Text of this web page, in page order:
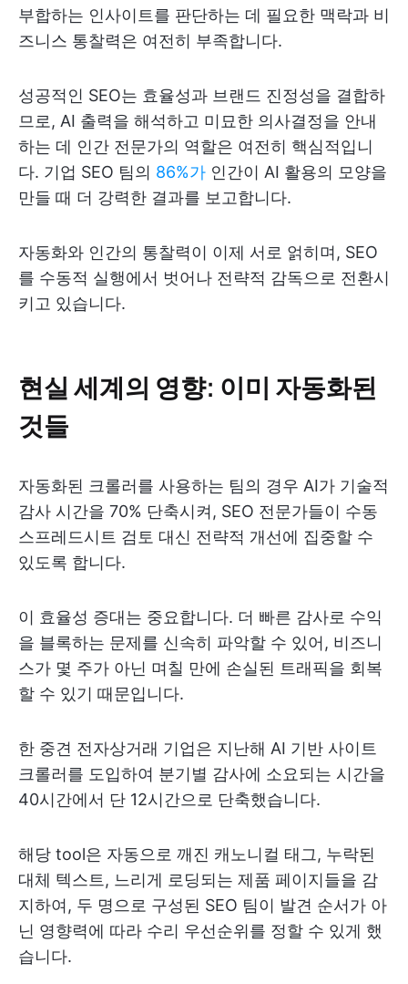
부합하는 인사이트를 판단하는 데 필요한 맥락과 비
즈니스 통찰력은 여전히 부족합니다.
성공적인 SEO는 효율성과 브랜드 진정성을 결합하
므로, AI 출력을 해석하고 미묘한 의사결정을 안내
하는 데 인간 전문가의 역할은 여전히 핵심적입니
다. 기업 SEO 팀의 86%가 인간이 AI 활용의 모양을
만들 때 더 강력한 결과를 보고합니다.
자동화와 인간의 통찰력이 이제 서로 얽히며, SEO
를 수동적 실행에서 벗어나 전략적 감독으로 전환시
키고 있습니다.
현실 세계의 영향: 이미 자동화된
것들
자동화된 크롤러를 사용하는 팀의 경우 AI가 기술적
감사 시간을 70% 단축시켜, SEO 전문가들이 수동
스프레드시트 검토 대신 전략적 개선에 집중할 수
있도록 합니다.
이 효율성 증대는 중요합니다. 더 빠른 감사로 수익
을 블록하는 문제를 신속히 파악할 수 있어, 비즈니
스가 몇 주가 아닌 며칠 만에 손실된 트래픽을 회복
할 수 있기 때문입니다.
한 중견 전자상거래 기업은 지난해 AI 기반 사이트
크롤러를 도입하여 분기별 감사에 소요되는 시간을
40시간에서 단 12시간으로 단축했습니다.
해당 tool은 자동으로 깨진 캐노니컬 태그, 누락된
대체 텍스트, 느리게 로딩되는 제품 페이지들을 감
지하여, 두 명으로 구성된 SEO 팀이 발견 순서가 아
닌 영향력에 따라 수리 우선순위를 정할 수 있게 했
습니다.